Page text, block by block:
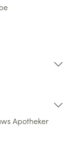
Apotheker